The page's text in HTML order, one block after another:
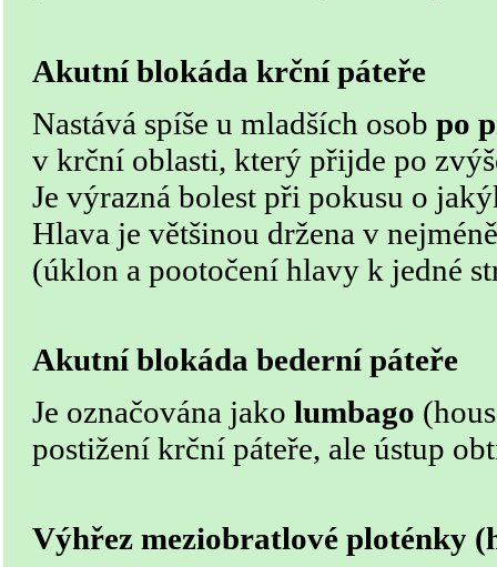
Akutní blokáda krční páteře
Nastává spíše u mladších osob po
v krční oblasti, který přijde po
Je výrazná bolest při pokusu o
Hlava je většinou držena v
(úklon a pootočení hlavy k jedné
Akutní blokáda bederní páteře
Je označována jako lumbago
postižení krční páteře, ale ústup
Výhřez meziobratlové ploténky